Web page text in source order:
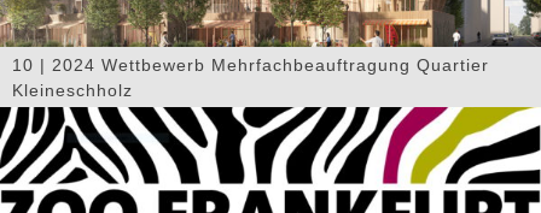
10 | 2024 Wettbewerb Mehrfachbeauftragung Quartier
Kleineschholz